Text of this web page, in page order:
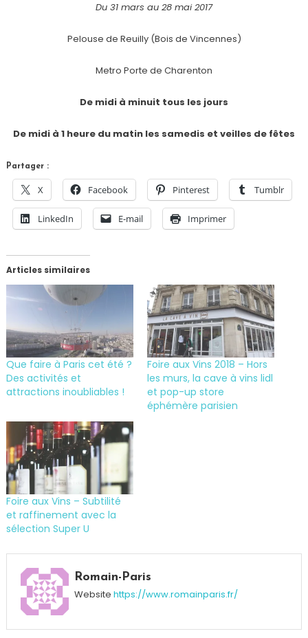
Du 31 mars au 28 mai 2017
Pelouse de Reuilly (Bois de Vincennes)
Metro Porte de Charenton
De midi à minuit tous les jours
De midi à 1 heure du matin les samedis et veilles de fêtes
Partager :
X Facebook Pinterest Tumblr
LinkedIn E-mail Imprimer
Articles similaires
Que faire à Paris cet été ?
Des activités et
attractions inoubliables !
Foire aux Vins 2018 – Hors
les murs, la cave à vins lidl
et pop-up store
éphémère parisien
Foire aux Vins – Subtilité
et raffinement avec la
sélection Super U
Bateau
,
Bois
Romain-Paris
Website https://www.romainparis.fr/